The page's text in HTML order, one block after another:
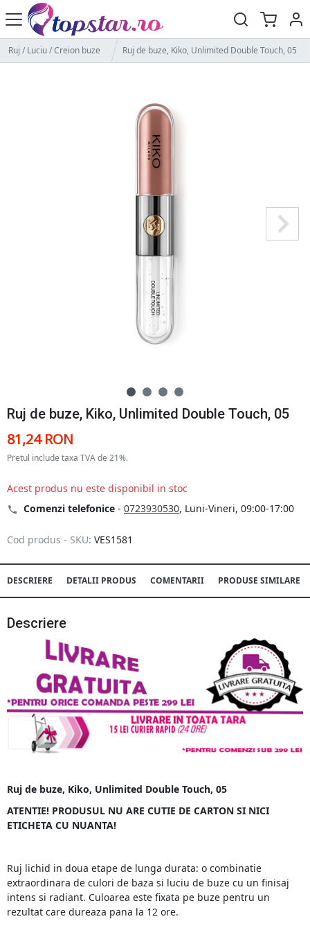
Ruj / Luciu / Creion buze Ruj de buze, Kiko, Unlimited Double Touch, 05
Ruj de buze, Kiko, Unlimited Double Touch, 05
81,24 RON
Pretul include taxa TVA de 21%.
Acest produs nu este disponibil in stoc
Comenzi telefonice - 0723930530, Luni-Vineri, 09:00-17:00
Cod produs - SKU: VES1581
DESCRIERE DETALII PRODUS COMENTARII PRODUSE SIMILARE
Descriere
Ruj de buze, Kiko, Unlimited Double Touch, 05
ATENTIE! PRODUSUL NU ARE CUTIE DE CARTON SI NICI
ETICHETA CU NUANTA!
Ruj lichid in doua etape de lunga durata: o combinatie
extraordinara de culori de baza si luciu de buze cu un finisaj
intens si radiant. Culoarea este fixata pe buze pentru un
rezultat care dureaza pana la 12 ore.